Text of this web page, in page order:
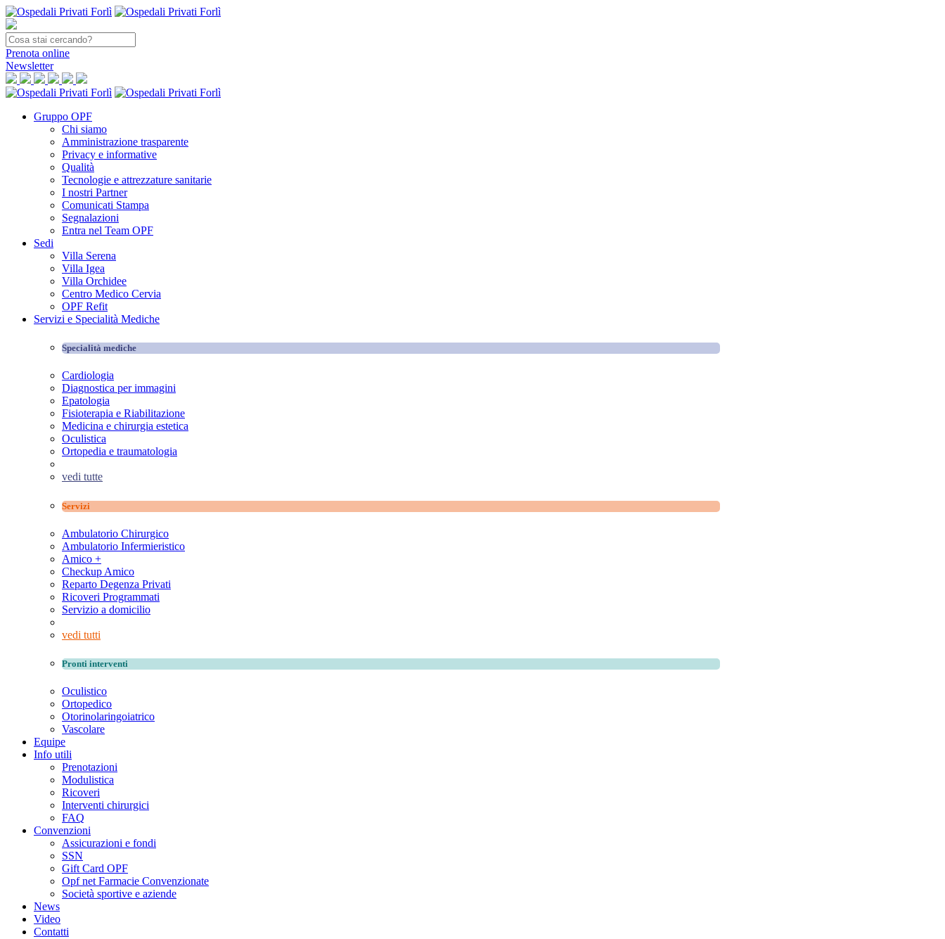
Prenota online
Newsletter
Gruppo OPF
Chi siamo
Amministrazione trasparente
Privacy e informative
Qualità
Tecnologie e attrezzature sanitarie
I nostri Partner
Comunicati Stampa
Segnalazioni
Entra nel Team OPF
Sedi
Villa Serena
Villa Igea
Villa Orchidee
Centro Medico Cervia
OPF Refit
Servizi e Specialità Mediche
Specialità mediche
Cardiologia
Diagnostica per immagini
Epatologia
Fisioterapia e Riabilitazione
Medicina e chirurgia estetica
Oculistica
Ortopedia e traumatologia
vedi tutte
Servizi
Ambulatorio Chirurgico
Ambulatorio Infermieristico
Amico +
Checkup Amico
Reparto Degenza Privati
Ricoveri Programmati
Servizio a domicilio
vedi tutti
Pronti interventi
Oculistico
Ortopedico
Otorinolaringoiatrico
Vascolare
Equipe
Info utili
Prenotazioni
Modulistica
Ricoveri
Interventi chirurgici
FAQ
Convenzioni
Assicurazioni e fondi
SSN
Gift Card OPF
Opf net Farmacie Convenzionate
Società sportive e aziende
News
Video
Contatti